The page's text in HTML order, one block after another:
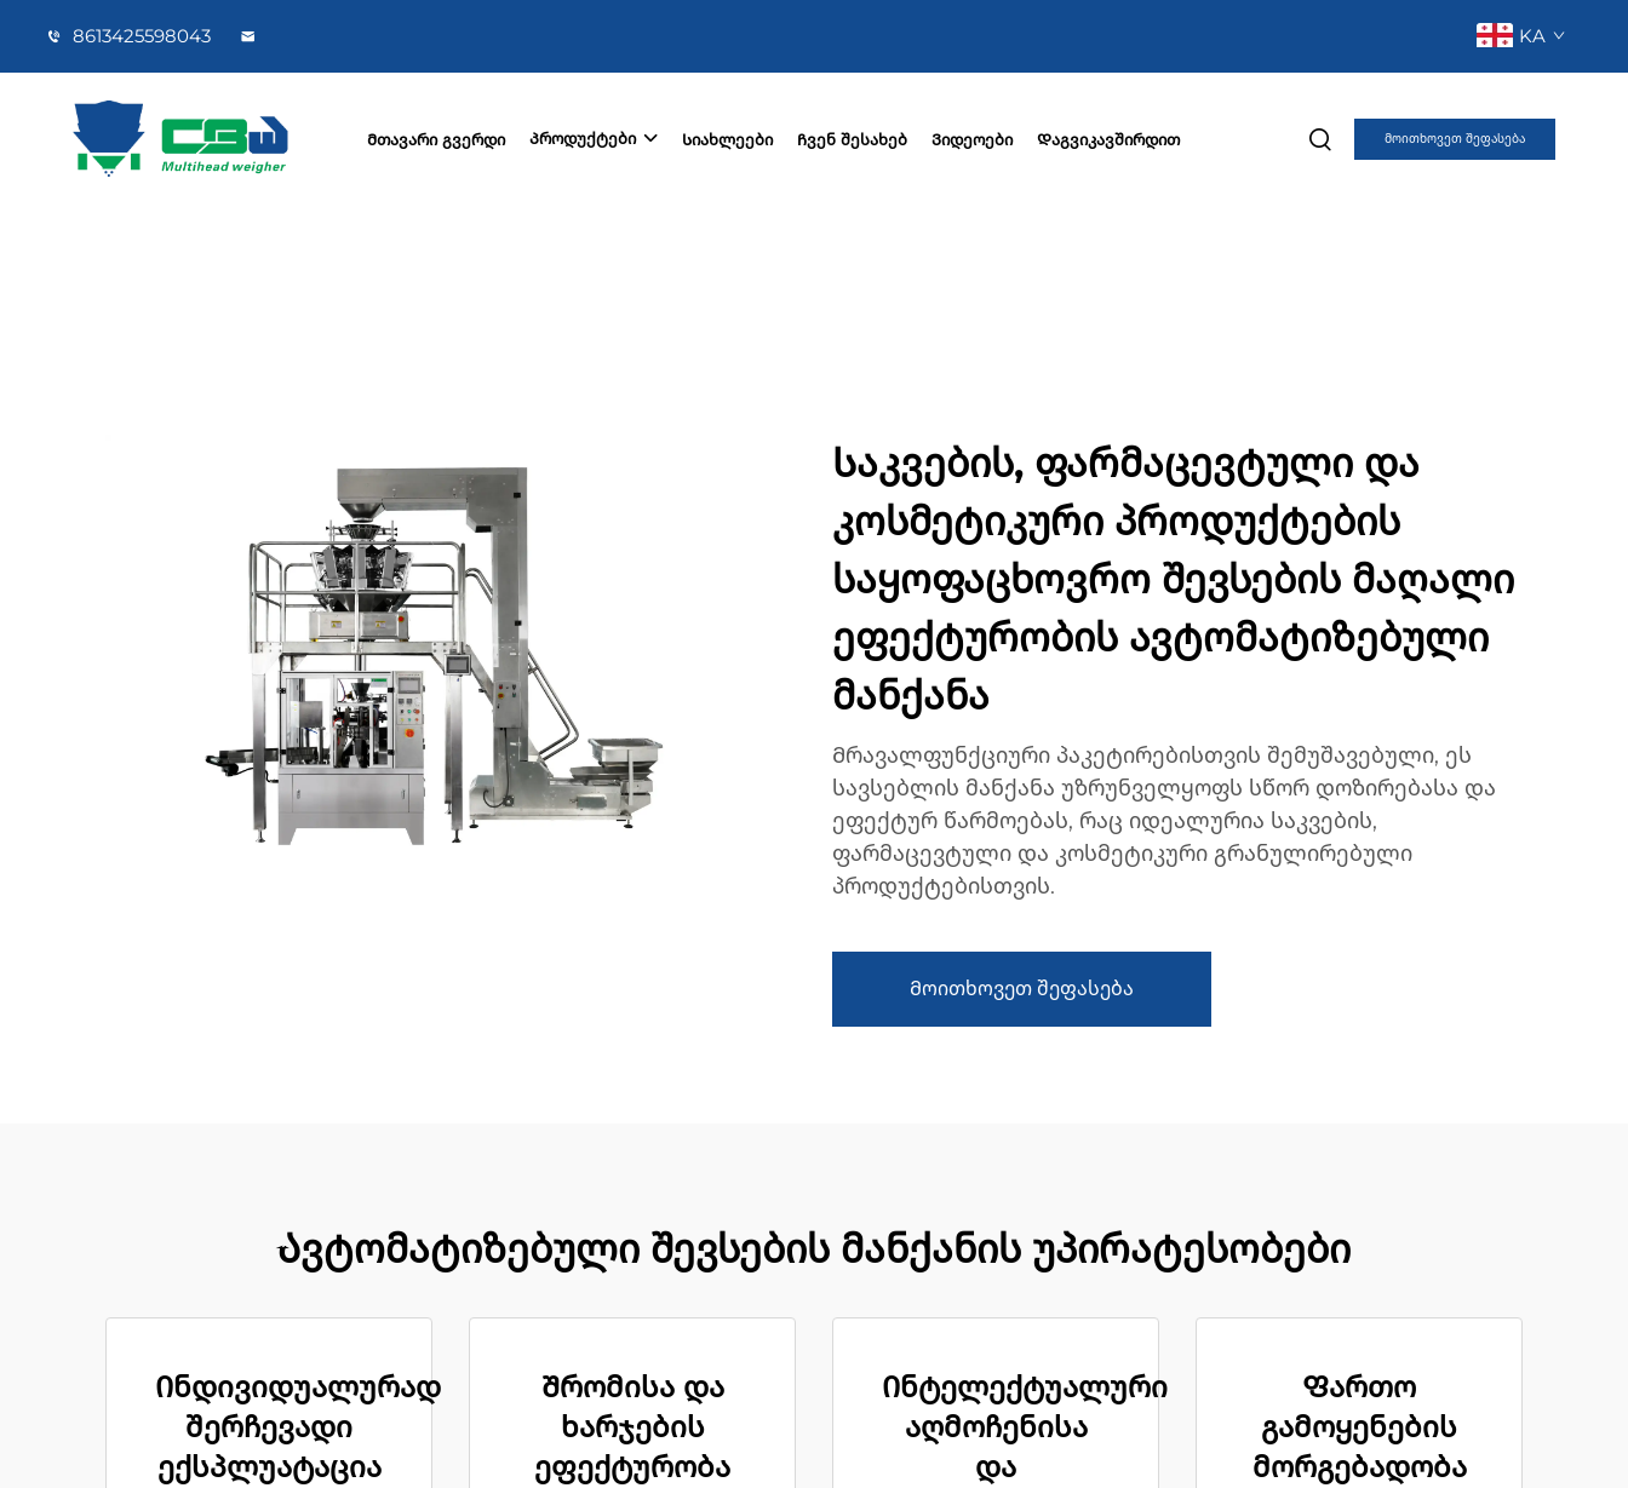
8613425598043 KA
Მთავარი გვერდი Პროდუქტები Სიახლეები Ჩვენ შესახებ Ვიდეოები Დაგვიკავშირდით Მოითხოვეთ შეფასება
Საკვების, ფარმაცევტული და
კოსმეტიკური პროდუქტების
საყოფაცხოვრო შევსების მაღალი
ეფექტურობის ავტომატიზებული
მანქანა
Მრავალფუნქციური პაკეტირებისთვის შემუშავებული, ეს
სავსებლის მანქანა უზრუნველყოფს სწორ დოზირებასა და
ეფექტურ წარმოებას, რაც იდეალურია საკვების,
ფარმაცევტული და კოსმეტიკური გრანულირებული
პროდუქტებისთვის.
Მოითხოვეთ შეფასება
Ავტომატიზებული შევსების მანქანის უპირატესობები
Ინდივიდუალურად
შერჩევადი
ექსპლუატაცია
Შრომისა და
ხარჯების
ეფექტურობა
Ინტელექტუალური
აღმოჩენისა
და
Ფართო
გამოყენების
მორგებადობა